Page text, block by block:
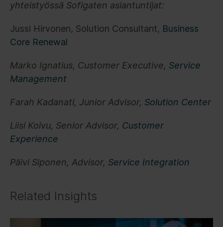
yhteistyössä Sofigaten asiantuntijat:
Jussi Hirvonen, Solution Consultant, Business
Core Renewal
Marko Ignatius, Customer Executive, Service
Management
Farah Kadanati, Junior Advisor, Solution Center
Liisi Koivu, Senior Advisor, Customer
Experience
Päivi Siponen, Advisor, Service Integration
Related Insights